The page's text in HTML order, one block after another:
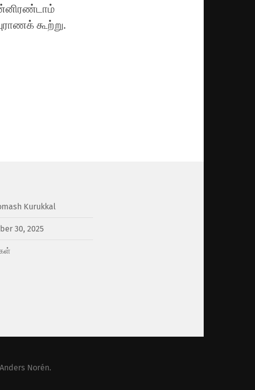
கூற்று.
Kurukkal
30, 2025
Anders Norén.